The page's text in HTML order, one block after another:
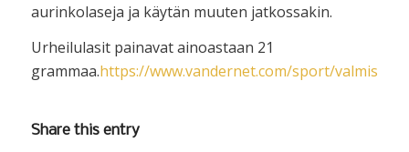
aurinkolaseja ja käytän muuten jatkossakin.
Urheilulasit painavat ainoastaan 21
grammaa.https://www.vandernet.com/sport/
Share this entry